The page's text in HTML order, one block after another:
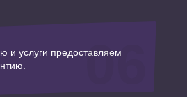
06
и услуги предоставляем